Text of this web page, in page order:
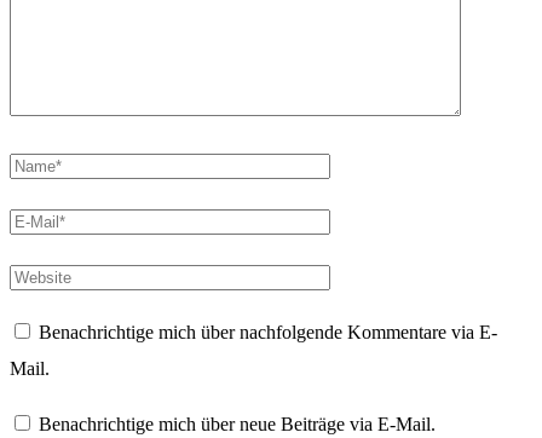
Benachrichtige mich über nachfolgende Kommentare via E-
Mail.
Benachrichtige mich über neue Beiträge via E-Mail.